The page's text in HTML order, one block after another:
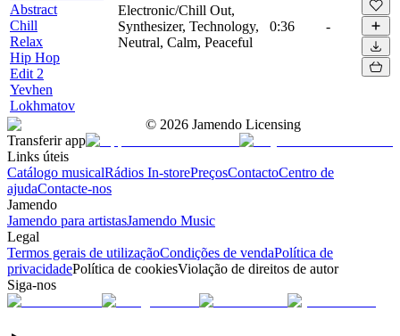
Abstract
Chill
Relax
Hip Hop
Edit 2
Yevhen
Lokhmatov
Electronic/Chill Out,
Synthesizer, Technology,
Neutral, Calm, Peaceful
0:36 -
© 2026 Jamendo Licensing
Transferir app
Links úteis
Catálogo musicalRádios In-storePreçosContactoCentro de
ajudaContacte-nos
Jamendo
Jamendo para artistasJamendo Music
Legal
Termos gerais de utilizaçãoCondições de vendaPolítica de
privacidadePolítica de cookiesViolação de direitos de autor
Siga-nos